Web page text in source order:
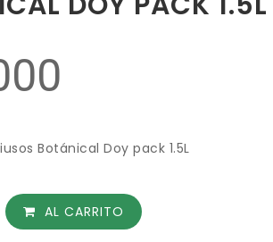
Botánical Doy pack 1.5L
AL CARRITO